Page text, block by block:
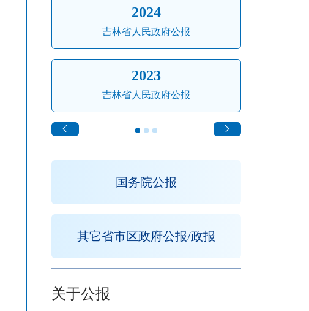
2024
吉林省人民政府公报
2023
吉林省人民政府公报
国务院公报
其它省市区政府公报/政报
关于公报